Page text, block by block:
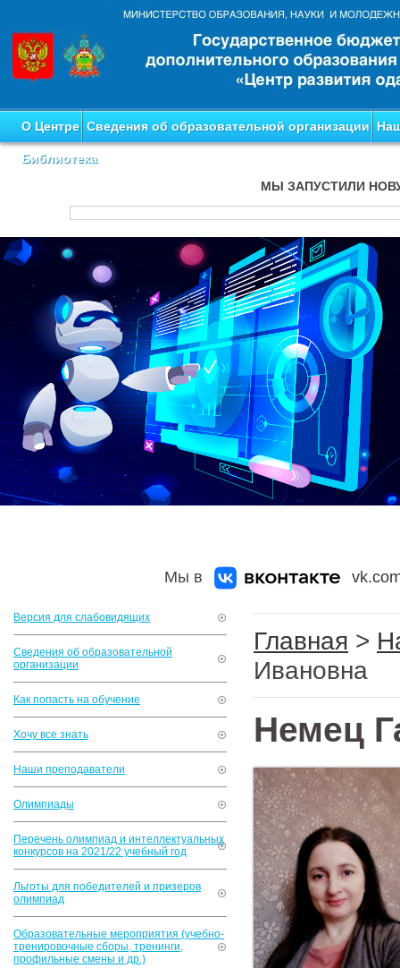
О Центре Сведения об образовательной организации
Библиотека
МЫ ЗАПУСТИЛИ
Мы в
Версия для слабовидящих
Сведения об образовательной
организации
Как попасть на обучение
Хочу все знать
Наши преподаватели
Олимпиады
Перечень олимпиад и интеллектуальных
конкурсов на 2021/22 учебный год
Льготы для победителей и призеров
олимпиад
Образовательные мероприятия (учебно-
тренировочные сборы, тренинги,
профильные смены и др.)
Главная >
Ивановна
Немец